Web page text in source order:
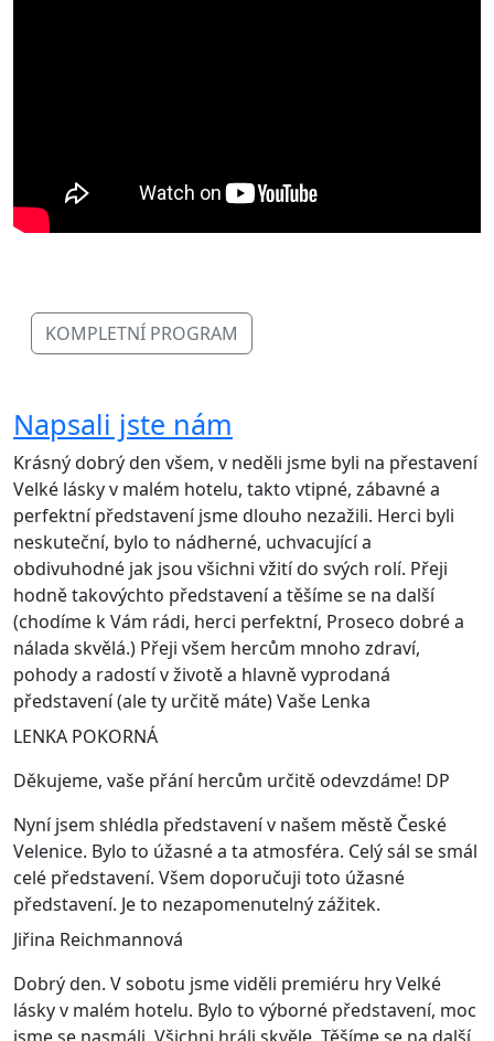
KOMPLETNÍ PROGRAM
Napsali jste nám
Krásný dobrý den všem, v neděli jsme byli na přestavení
Velké lásky v malém hotelu, takto vtipné, zábavné a
perfektní představení jsme dlouho nezažili. Herci byli
neskuteční, bylo to nádherné, uchvacující a
obdivuhodné jak jsou všichni vžití do svých rolí. Přeji
hodně takovýchto představení a těšíme se na další
(chodíme k Vám rádi, herci perfektní, Proseco dobré a
nálada skvělá.) Přeji všem hercům mnoho zdraví,
pohody a radostí v životě a hlavně vyprodaná
představení (ale ty určitě máte) Vaše Lenka
LENKA POKORNÁ
Děkujeme, vaše přání hercům určitě odevzdáme! DP
Nyní jsem shlédla představení v našem městě České
Velenice. Bylo to úžasné a ta atmosféra. Celý sál se smál
celé představení. Všem doporučuji toto úžasné
představení. Je to nezapomenutelný zážitek.
Jiřina Reichmannová
Dobrý den. V sobotu jsme viděli premiéru hry Velké
lásky v malém hotelu. Bylo to výborné představení, moc